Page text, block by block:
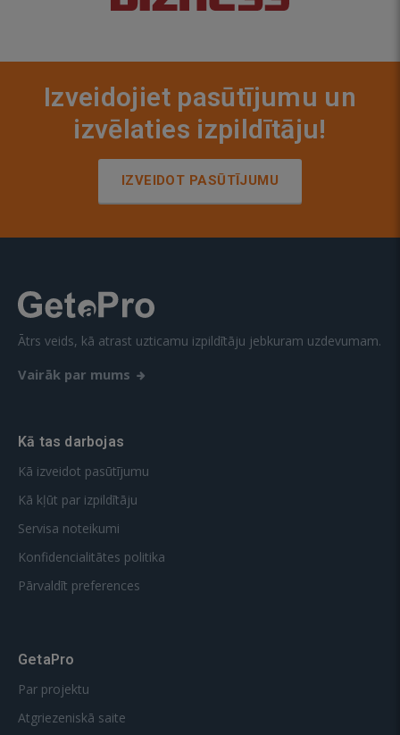
Izveidojiet pasūtījumu un
izvēlaties izpildītāju!
IZVEIDOT PASŪTĪJUMU
Ātrs veids, kā atrast uzticamu izpildītāju jebkuram uzdevumam.
Vairāk par mums
Kā tas darbojas
Kā izveidot pasūtījumu
Kā kļūt par izpildītāju
Servisa noteikumi
Konfidencialitātes politika
Pārvaldīt preferences
GetaPro
Par projektu
Atgriezeniskā saite